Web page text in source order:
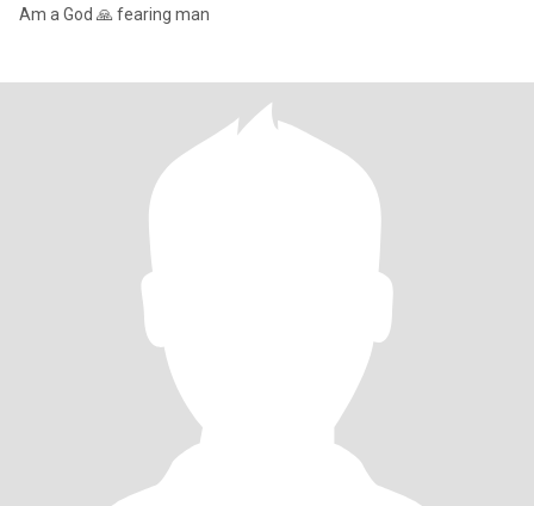
Am a God 🙏 fearing man